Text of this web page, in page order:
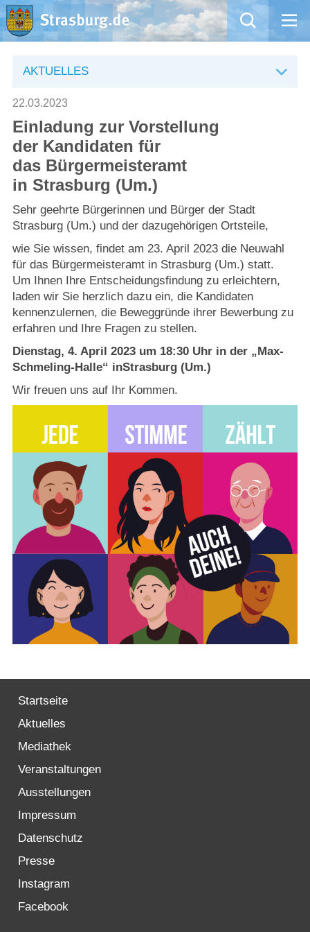
Aktuelles
Rathaus
Natur – Kultur – Tourismus
Wirtschaft
Willkommen in Strasburg (Uckermark)
Strasburger Ehrenamtspreis „SBG“
Welcome to Strasburg (Uckermark)
Ласкаво просимо до Штрасбурга (Уккермарк)
مرحبًا بكم في شتراسبورغ (أوكرمارك)
Bine ați venit în Strasburg (Uckermark)
Online-Bewerbungen
Sprache/Language
AKTUELLES
22.03.2023
Einladung zur Vorstellung
der Kandidaten für
das Bürgermeisteramt
in Strasburg (Um.)
Sehr geehrte Bürgerinnen und Bürger der Stadt
Strasburg (Um.) und der dazugehörigen Ortsteile,
wie Sie wissen, findet am 23. April 2023 die Neuwahl
für das Bürgermeisteramt in Strasburg (Um.) statt.
Um Ihnen Ihre Entscheidungsfindung zu erleichtern,
laden wir Sie herzlich dazu ein, die Kandidaten
kennenzulernen, die Beweggründe ihrer Bewerbung zu
erfahren und Ihre Fragen zu stellen.
Dienstag, 4. April 2023 um 18:30 Uhr in der „Max-
Schmeling-Halle“ inStrasburg (Um.)
Wir freuen uns auf Ihr Kommen.
Startseite
Aktuelles
Mediathek
Veranstaltungen
Ausstellungen
Impressum
Datenschutz
Presse
Instagram
Facebook